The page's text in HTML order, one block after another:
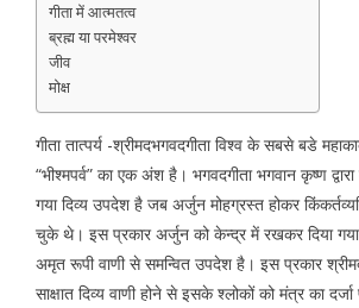
गीता में आत्मतत्व
ब्रह्म या परमेश्वर
जीव
मोक्ष
गीता तात्पर्य -श्रीमदभगवदगीता विश्व के सबसे बडे
“भीश्मपर्व” का एक अंश है। भगवदगीता भगवान कृष्ण
गया दिव्य उपदेश है जब अर्जुन मोहग्रस्त होकर
चुके थे। इस प्रकार अर्जुन को केन्द्र में रखकर दिया गया
अमृत रूपी वाणी से समन्वित उपदेश है। इस प्रकार
साक्षात दिव्य वाणी होने से इसके श्लोकों को मंत्र का दर्जा